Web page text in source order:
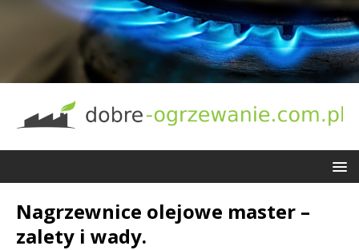
Nagrzewnice olejowe master –
zalety i wady.